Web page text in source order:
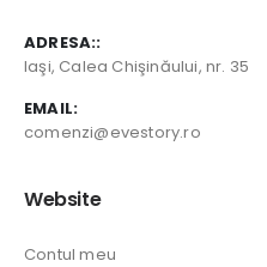
ADRESA::
Iaşi, Calea Chişinăului, nr. 35
EMAIL:
comenzi@evestory.ro
Website
Contul meu